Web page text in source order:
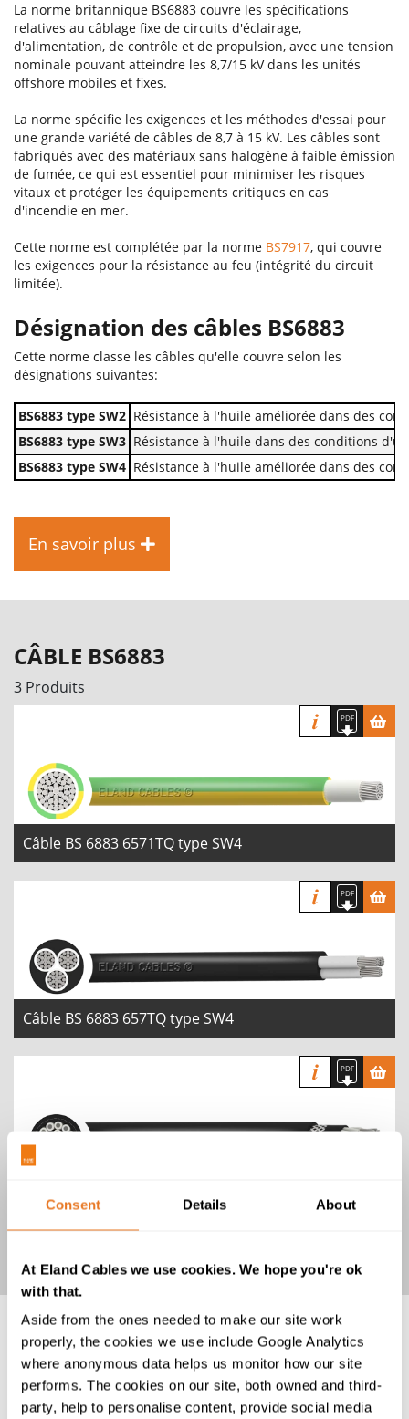
Consent Details About
At Eland Cables we use cookies. We hope you're ok
with that.
Aside from the ones needed to make our site work
properly, the cookies we use include Google Analytics
where anonymous data helps us monitor how our site
performs. The cookies on our site, both owned and third-
party, help to personalise content, provide social media
La norme britannique BS6883 couvre les spécifications
relatives au câblage fixe de circuits d'éclairage,
d'alimentation, de contrôle et de propulsion, avec une tension
nominale pouvant atteindre les 8,7/15 kV dans les unités
offshore mobiles et fixes.
La norme spécifie les exigences et les méthodes d'essai pour
une grande variété de câbles de 8,7 à 15 kV. Les câbles sont
fabriqués avec des matériaux sans halogène à faible émission
de fumée, ce qui est essentiel pour minimiser les risques
vitaux et protéger les équipements critiques en cas
d'incendie en mer.
Cette norme est complétée par la norme BS7917, qui couvre
les exigences pour la résistance au feu (intégrité du circuit
limitée).
Désignation des câbles BS6883
Cette norme classe les câbles qu'elle couvre selon les
désignations suivantes:
BS6883 type SW2 Résistance à l'huile améliorée dans des
BS6883 type SW3 Résistance à l'huile dans des conditions
BS6883 type SW4 Résistance à l'huile améliorée dans des
En savoir plus
CÂBLE BS6883
3 Produits
Câble BS 6883 6571TQ type SW4
Câble BS 6883 657TQ type SW4
Câble blindé BS 6883 / 658TQ type
SW4